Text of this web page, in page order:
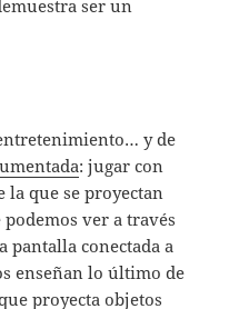
ser un
y de
: jugar con
que se proyectan
ver a través
conectada a
enseñan lo último de
proyecta objetos